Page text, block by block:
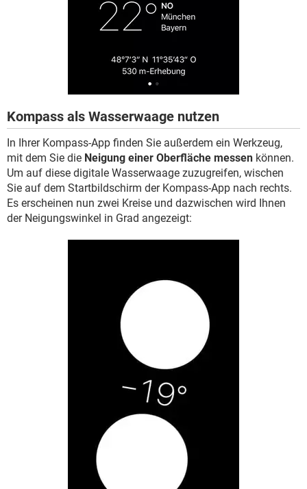
Kompass als Wasserwaage nutzen
In Ihrer Kompass-App finden Sie außerdem ein Werkzeug,
mit dem Sie die Neigung einer Oberfläche messen können.
Um auf diese digitale Wasserwaage zuzugreifen, wischen
Sie auf dem Startbildschirm der Kompass-App nach rechts.
Es erscheinen nun zwei Kreise und dazwischen wird Ihnen
der Neigungswinkel in Grad angezeigt: